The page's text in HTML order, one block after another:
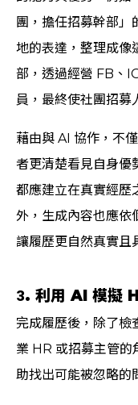
團，擔任招募幹部」
地的表達，整理成像
部，透過經營 FB、
員，最終使社團招募
藉由與 AI 協作，不
者更清楚看見自身優
都應建立在真實經歷
外，生成內容也應依
讓履歷更自然真實且
3. 利用 AI 模擬
完成履歷後，除了檢
業 HR 或招募主管的
助找出可能被忽略的